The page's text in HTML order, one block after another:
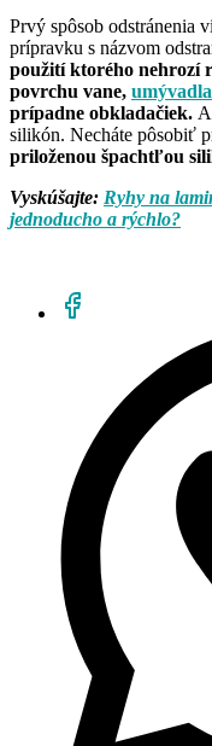
Prvý spôsob odstránenia
prípravku s názvom
použití ktorého nehrozí
povrchu vane, umývadla
prípadne obkladačiek.
silikón. Necháte pôsobiť
priloženou špachtľou
Vyskúšajte: Ryhy na
jednoducho a rýchlo?